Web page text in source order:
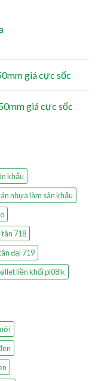
giá cực sốc
giá cực sốc
khấu
nhựa làm sân khấu
718
đại 719
liền khối pl08lk